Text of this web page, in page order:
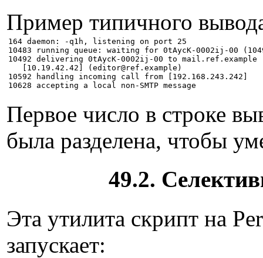
Пример типичного
164 daemon: -q1h, listening on port 25
10483 running queue: waiting for 0tAycK-0002ij-00
10492 delivering 0tAycK-0002ij-00 to mail.ref.example
   [10.19.42.42] (editor@ref.example)
10592 handling incoming call from [192.168.243.242]
Первое число в строке
была разделена, чтобы
49.2.
Эта утилита скрипт на
запускает: